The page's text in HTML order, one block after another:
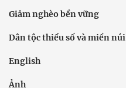
Giảm nghèo bền vững
Dân tộc thiểu số và miền núi
English
Ảnh